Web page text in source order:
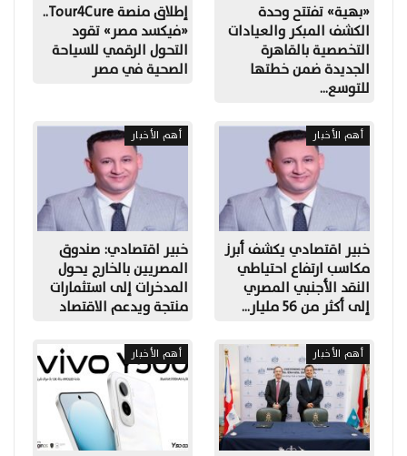
«بهية» تفتتح وحدة
الكشف المبكر والعيادات
التخصصية بالقاهرة
الجديدة ضمن خطتها
للتوسع…
إطلاق منصة Tour4Cure..
«فيكسد مصر» تقود
التحول الرقمي للسياحة
الصحية في مصر
أهم الأخبار
خبير اقتصادي يكشف أبرز
مكاسب ارتفاع احتياطي
النقد الأجنبي المصري
إلى أكثر من 56 مليار…
أهم الأخبار
خبير اقتصادي: صندوق
المصريين بالخارج يحول
المدخرات إلى استثمارات
منتجة ويدعم الاقتصاد
أهم الأخبار أهم الأخبار